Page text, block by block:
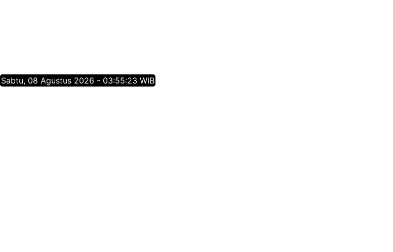
Sabtu, 08 Agustus 2026 - 03:55:23 WIB